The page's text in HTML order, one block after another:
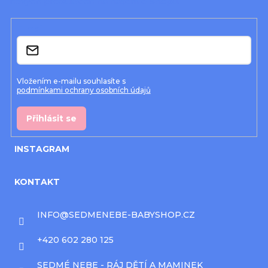
Vložením e-mailu souhlasíte s
podmínkami ochrany osobních údajů
Přihlásit se
INSTAGRAM
KONTAKT
INFO@SEDMENEBE-BABYSHOP.CZ
+420 602 280 125
SEDMÉ NEBE - RÁJ DĚTÍ A MAMINEK